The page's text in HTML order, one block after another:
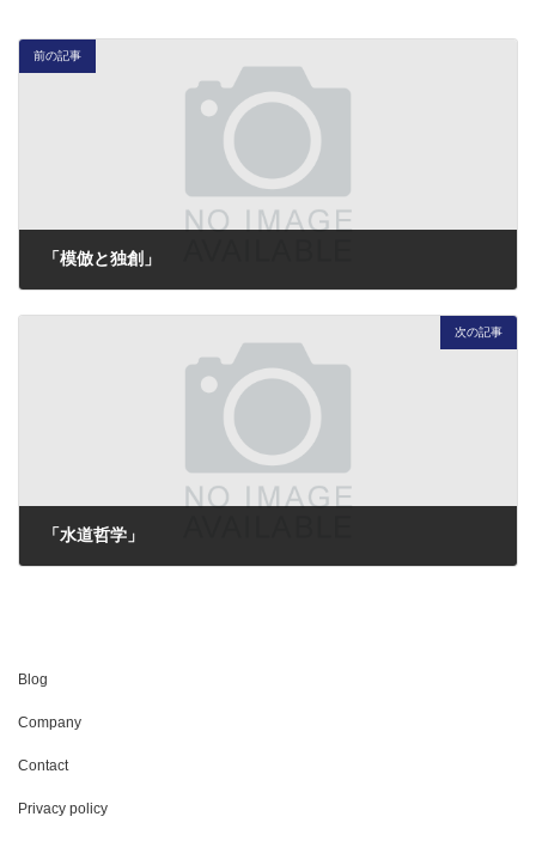
前の記事
「模倣と独創」
次の記事
「水道哲学」
Blog
Company
Contact
Privacy policy